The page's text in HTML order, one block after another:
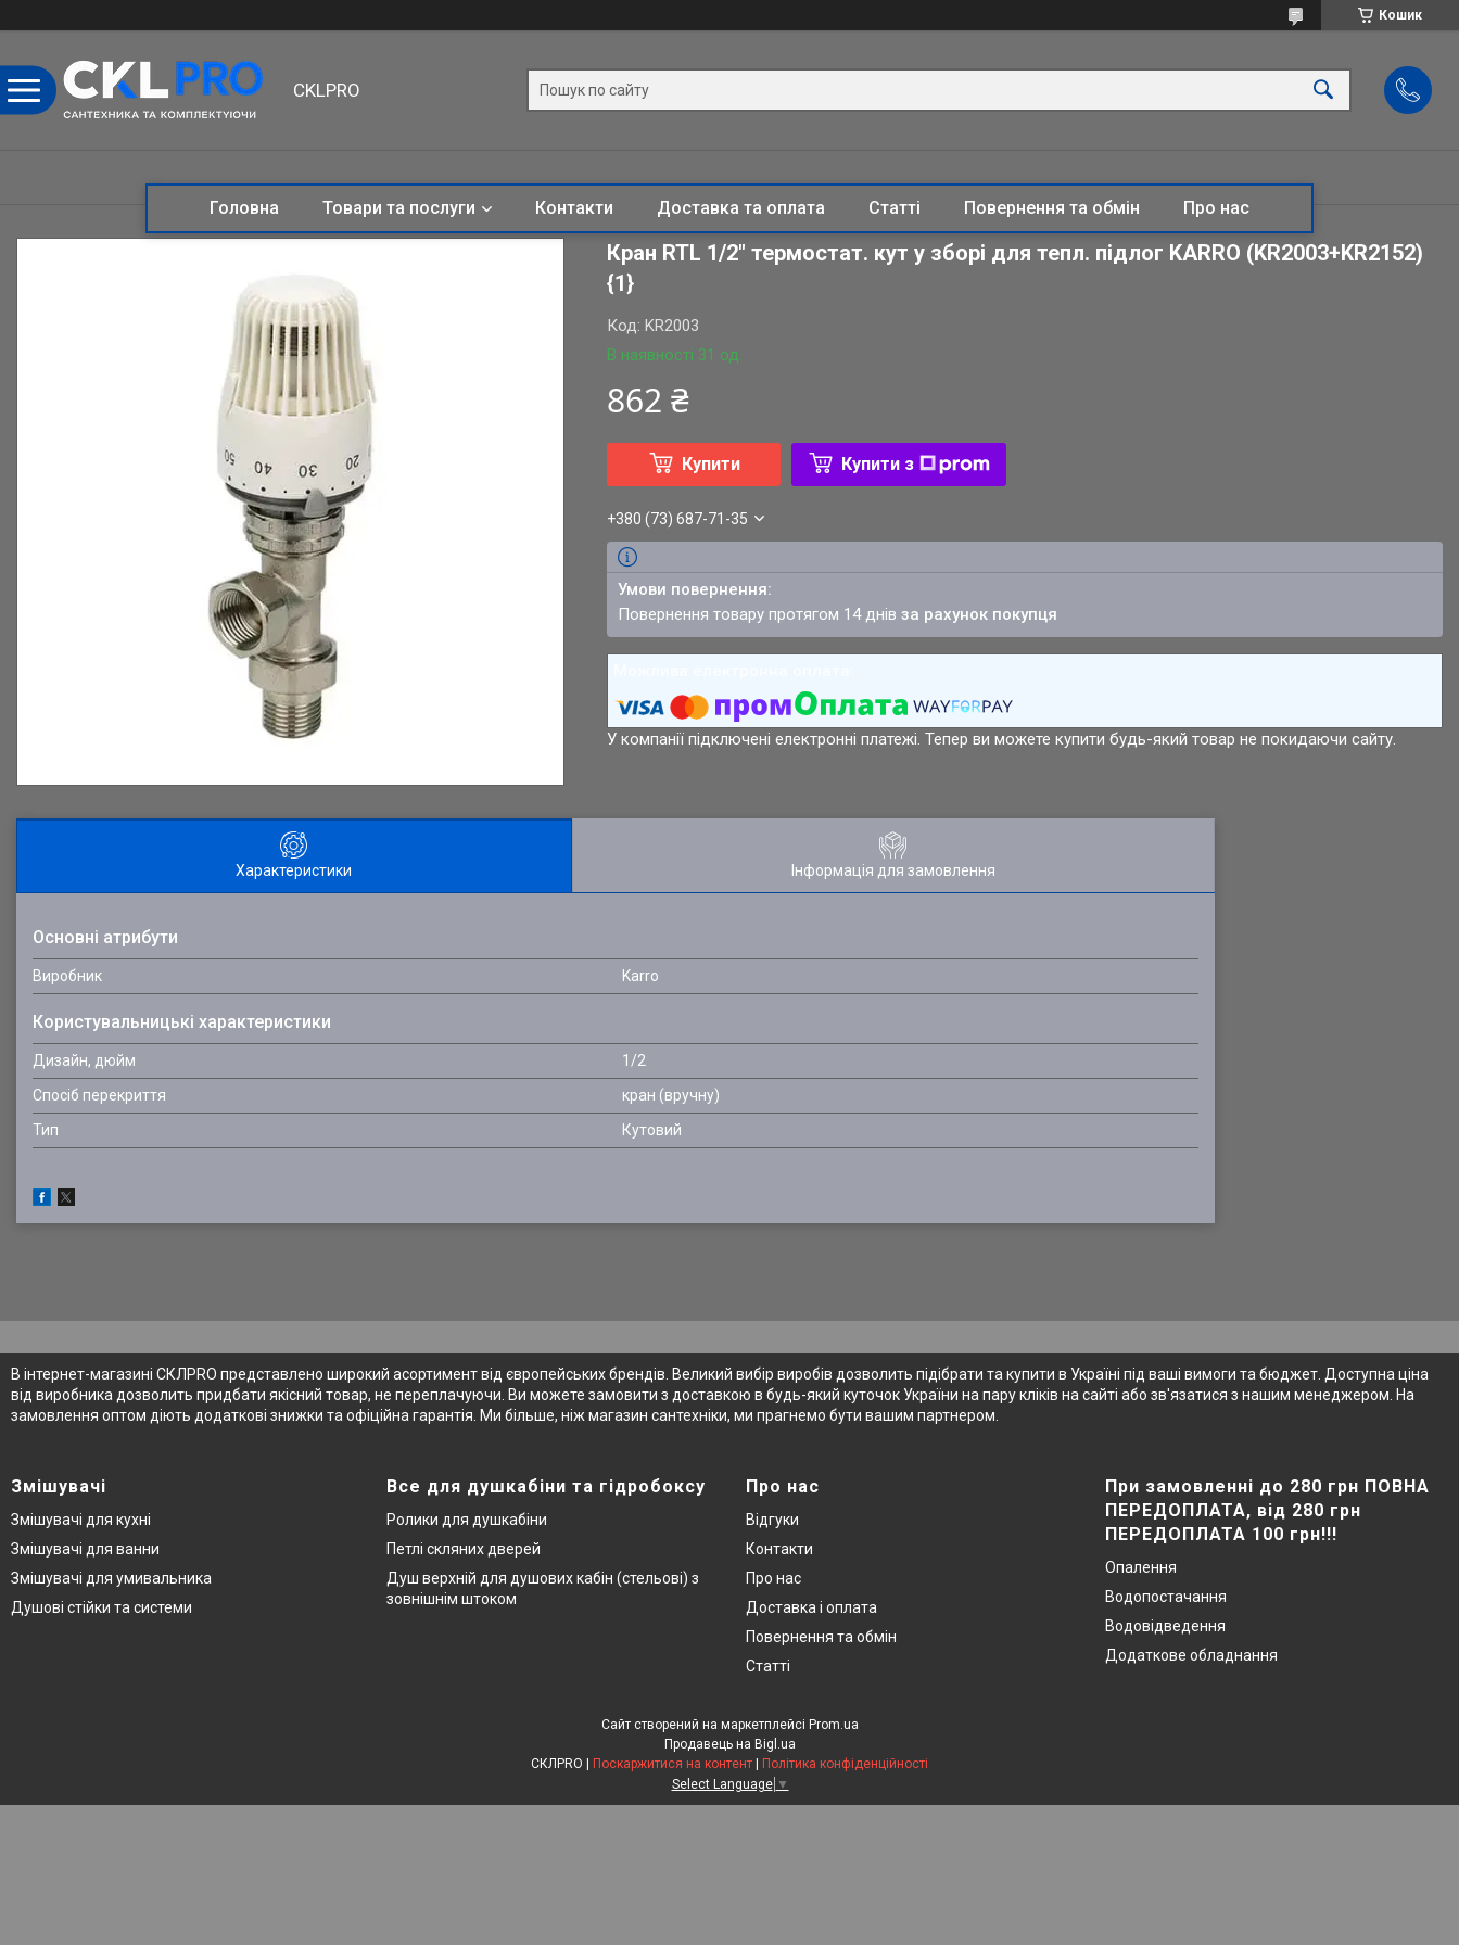
Кошик
CKLPRO
Головна Товари та послуги Контакти Доставка та оплата Статті Повернення та обмін Про нас
Кран RTL 1/2" термостат. кут у зборі для тепл. підлог KARRO (KR2003+KR2152)
{1}
В наявності 31 од.
Код:KR2003
862 ₴
Купити Купити з
+380 (73) 687-71-35
повернення товару протягом 14 днівза рахунок покупця
У компанії підключені електронні платежі. Тепер ви можете купити будь-який товар не покидаючи сайту.
Характеристики Інформація для замовлення
Основні атрибути
Виробник Karro
Користувальницькі характеристики
Дизайн, дюйм
1/2
Спосіб перекриття
кран (вручну)
Тип
Кутовий
В інтернет-магазині СКЛPRO представлено широкий асортимент від європейських брендів. Великий вибір виробів дозволить підібрати та купити в Україні під ваші вимоги та бюджет. Доступна ціна
від виробника дозволить придбати якісний товар, не переплачуючи. Ви можете замовити з доставкою в будь-який куточок України на пару кліків на сайті або зв'язатися з нашим менеджером. На
замовлення оптом діють додаткові знижки та офіційна гарантія. Ми більше, ніж магазин сантехніки, ми прагнемо бути вашим партнером.
Змішувачі
Змішувачі для кухні
Змішувачі для ванни
Змішувачі для умивальника
Душові стійки та системи
Все для душкабіни та гідробоксу
Ролики для душкабіни
Петлі скляних дверей
Душ верхній для душових кабін (стельові) з
зовнішнім штоком
Про нас
Відгуки
Контакти
Про нас
Доставка і оплата
Повернення та обмін
Статті
При замовленні до 280 грн ПОВНА
ПЕРЕДОПЛАТА, від 280 грн
ПЕРЕДОПЛАТА 100 грн!!!
Опалення
Водопостачання
Водовідведення
Додаткове обладнання
Сайт створений на маркетплейсі Prom.ua
Продавець на Bigl.ua
Поскаржитися на контент
Політика конфіденційності
Select Language ▼